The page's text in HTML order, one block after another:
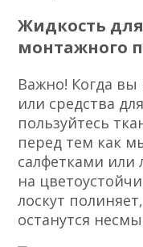
Жидкость
монтажного
Важно! Когда вы
или средства
пользуйтесь
перед тем как
салфетками или
на
лоскут
останутся